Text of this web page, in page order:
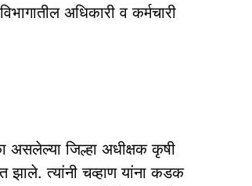
अधिकारी व कर्मचारी
असलेल्या जिल्हा अधीक्षक कृषी
झाले. त्यांनी चव्हाण यांना कडक